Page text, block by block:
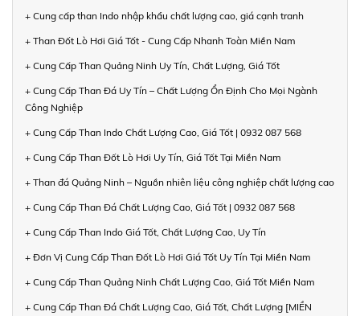
+ Cung cấp than Indo nhập khẩu chất lượng cao, giá cạnh tranh
+ Than Đốt Lò Hơi Giá Tốt - Cung Cấp Nhanh Toàn Miền Nam
+ Cung Cấp Than Quảng Ninh Uy Tín, Chất Lượng, Giá Tốt
+ Cung Cấp Than Đá Uy Tín – Chất Lượng Ổn Định Cho Mọi Ngành
Công Nghiệp
+ Cung Cấp Than Indo Chất Lượng Cao, Giá Tốt | 0932 087 568
+ Cung Cấp Than Đốt Lò Hơi Uy Tín, Giá Tốt Tại Miền Nam
+ Than đá Quảng Ninh – Nguồn nhiên liệu công nghiệp chất lượng cao
+ Cung Cấp Than Đá Chất Lượng Cao, Giá Tốt | 0932 087 568
+ Cung Cấp Than Indo Giá Tốt, Chất Lượng Cao, Uy Tín
+ Đơn Vị Cung Cấp Than Đốt Lò Hơi Giá Tốt Uy Tín Tại Miền Nam
+ Cung Cấp Than Quảng Ninh Chất Lượng Cao, Giá Tốt Miền Nam
+ Cung Cấp Than Đá Chất Lượng Cao, Giá Tốt, Chất Lượng [MIỀN